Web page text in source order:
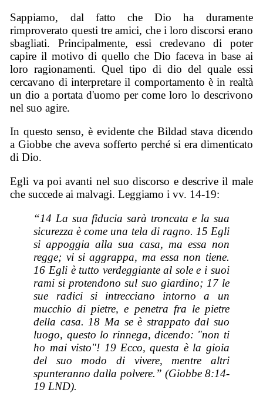
Sappiamo, dal fatto che Dio ha duramente
rimproverato questi tre amici, che i loro discorsi erano
sbagliati. Principalmente, essi credevano di poter
capire il motivo di quello che Dio faceva in base ai
loro ragionamenti. Quel tipo di dio del quale essi
cercavano di interpretare il comportamento è in realtà
un dio a portata d'uomo per come loro lo descrivono
nel suo agire.
In questo senso, è evidente che Bildad stava dicendo
a Giobbe che aveva sofferto perché si era dimenticato
di Dio.
Egli va poi avanti nel suo discorso e descrive il male
che succede ai malvagi. Leggiamo i vv. 14-19:
“14 La sua fiducia sarà troncata e la sua
sicurezza è come una tela di ragno. 15 Egli
si appoggia alla sua casa, ma essa non
regge; vi si aggrappa, ma essa non tiene.
16 Egli è tutto verdeggiante al sole e i suoi
rami si protendono sul suo giardino; 17 le
sue radici si intrecciano intorno a un
mucchio di pietre, e penetra fra le pietre
della casa. 18 Ma se è strappato dal suo
luogo, questo lo rinnega, dicendo: "non ti
ho mai visto"! 19 Ecco, questa è la gioia
del suo modo di vivere, mentre altri
spunteranno dalla polvere.” (Giobbe 8:14-
19 LND).